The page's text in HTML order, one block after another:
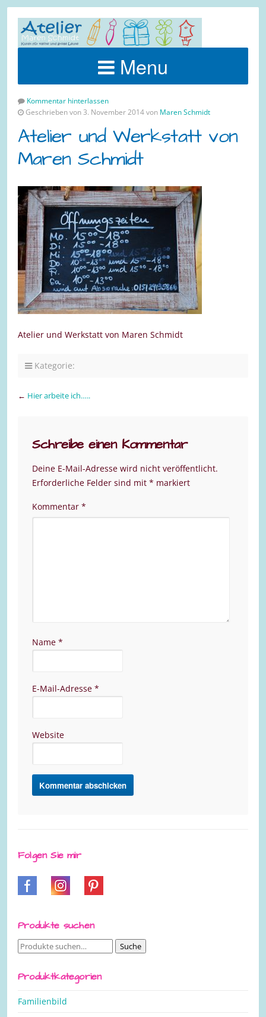
Menu
Kommentar hinterlassen
Geschrieben von 3. November 2014 von Maren Schmidt
Atelier und Werkstatt von
Maren Schmidt
Atelier und Werkstatt von Maren Schmidt
Kategorie:
← Hier arbeite ich…..
Schreibe einen Kommentar
Deine E-Mail-Adresse wird nicht veröffentlicht.
Erforderliche Felder sind mit * markiert
Kommentar *
Name *
E-Mail-Adresse *
Website
Folgen Sie mir
Produkte suchen
Suche
Suche
Produktkategorien
Familienbild